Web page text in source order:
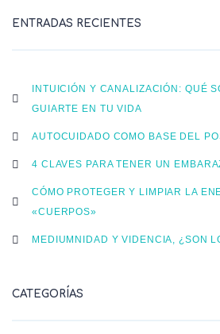
ENTRADAS RECIENTES
INTUICIÓN Y CANALIZACIÓN: QUÉ
GUIARTE EN TU VIDA
AUTOCUIDADO COMO BASE DEL
4 CLAVES PARA TENER UN
CÓMO PROTEGER Y LIMPIAR LA
«CUERPOS»
MEDIUMNIDAD Y VIDENCIA, ¿SON
CATEGORÍAS